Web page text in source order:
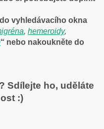
vyhledávacího okna
, hemeroidy,
“ nebo nakoukněte do
Sdílejte ho, uděláte
:)